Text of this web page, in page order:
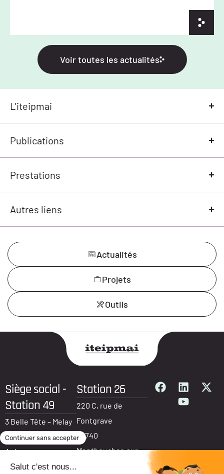
Voir toutes les actualités
L'iteipmai
Publications
Prestations
Autres liens
Actualités
Projets
Outils
Siège social -
Station 49
3 Belle Tête – Melay
49120 Chemillé-en-
Anjou
France
Station 26
220 C, rue de
Fontgrave
26740
Montboucher-sur-